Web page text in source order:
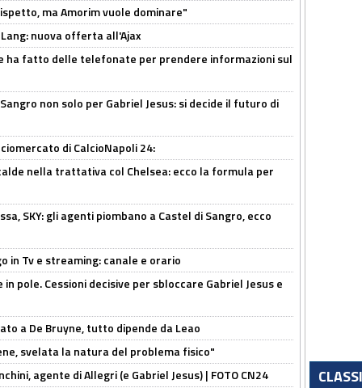
ma Amorim vuole dominare"
nuova offerta all'Ajax
ha fatto delle telefonate per prendere informazioni sul
non solo per Gabriel Jesus: si decide il futuro di
di CalcioNapoli 24:
nella trattativa col Chelsea: ecco la formula per
SKY: gli agenti piombano a Castel di Sangro, ecco
in Tv e streaming: canale e orario
in pole. Cessioni decisive per sbloccare Gabriel Jesus e
a De Bruyne, tutto dipende da Leao
svelata la natura del problema fisico"
agente di Allegri (e Gabriel Jesus) | FOTO CN24